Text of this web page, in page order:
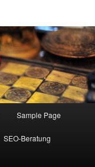
Sample Page
SEO-Beratung